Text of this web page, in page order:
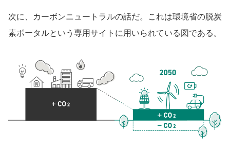
次に、カーボンニュートラルの話だ。これは環境省の脱炭
素ポータルという専用サイトに用いられている図である。